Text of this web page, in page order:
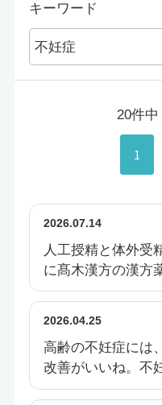
キーワード
20件
1
2026.07.14
人工授精と体外受
に髙木漢方の漢方
2026.04.25
高齢の不妊症には
改善がいいね。不